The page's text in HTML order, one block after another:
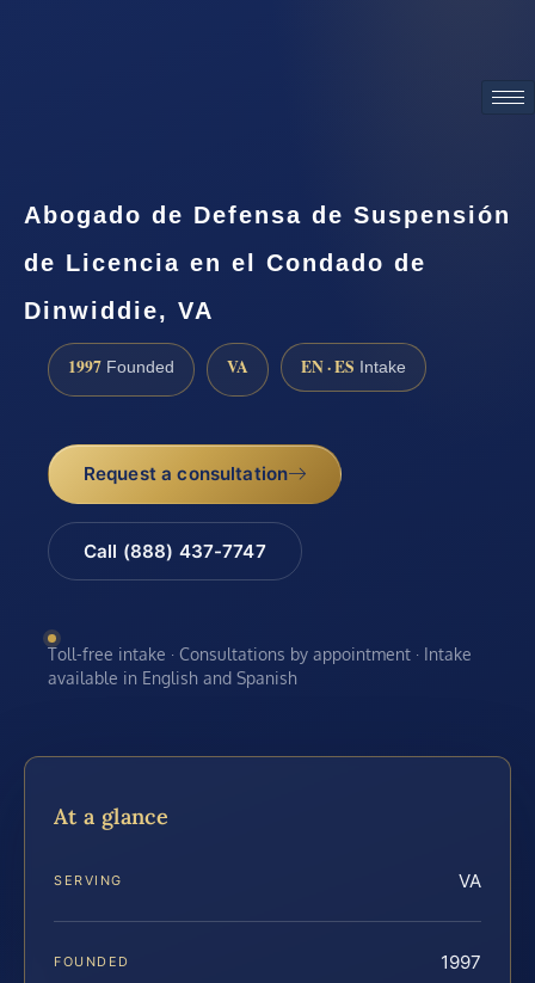
Abogado de Defensa de Suspensión
de Licencia en el Condado de
Dinwiddie, VA
1997 Founded VA EN · ES Intake
Request a consultation
Call (888) 437-7747
Toll-free intake · Consultations by appointment · Intake
available in English and Spanish
At a glance
SERVING VA
FOUNDED 1997